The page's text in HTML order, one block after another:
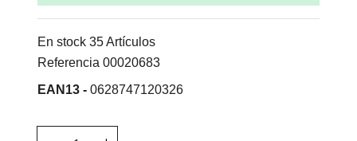
En stock 35 Artículos
Referencia 00020683
EAN13 - 0628747120326